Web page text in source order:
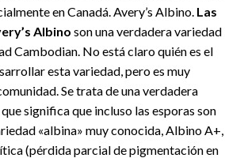
en Canadá. Avery’s Albino. Las
Albino son una verdadera variedad
Cambodian. No está claro quién es el
esta variedad, pero es muy
Se trata de una verdadera
significa que incluso las esporas son
«albina» muy conocida, Albino A+,
(pérdida parcial de pigmentación en